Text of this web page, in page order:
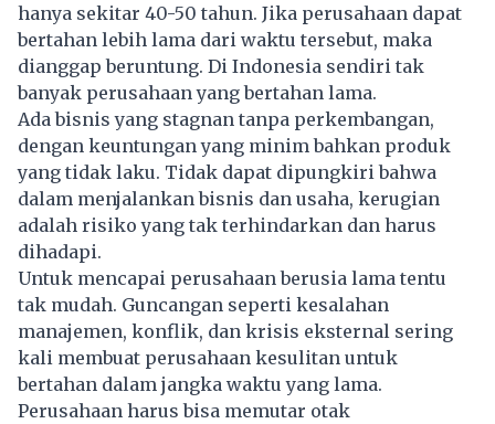
hanya sekitar 40-50 tahun. Jika perusahaan dapat
bertahan lebih lama dari waktu tersebut, maka
dianggap beruntung. Di Indonesia sendiri tak
banyak perusahaan yang bertahan lama.
Ada bisnis yang stagnan tanpa perkembangan,
dengan keuntungan yang minim bahkan produk
yang tidak laku. Tidak dapat dipungkiri bahwa
dalam menjalankan bisnis dan usaha, kerugian
adalah risiko yang tak terhindarkan dan harus
dihadapi.
Untuk mencapai perusahaan berusia lama tentu
tak mudah. Guncangan seperti kesalahan
manajemen, konflik, dan krisis eksternal sering
kali membuat perusahaan kesulitan untuk
bertahan dalam jangka waktu yang lama.
Perusahaan harus bisa memutar otak